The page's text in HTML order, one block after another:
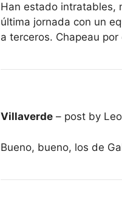
Han estado intratables,
última jornada con un
a terceros. Chapeau
Villaverde – post by
Bueno, bueno, los de